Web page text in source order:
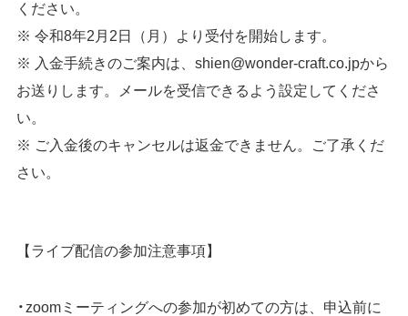
ください。
※ 令和8年2月2日（月）より受付を開始します。
※ 入金手続きのご案内は、shien@wonder-craft.co.jpから
お送りします。メールを受信できるよう設定してくださ
い。
※ ご入金後のキャンセルは返金できません。ご了承くだ
さい。
【ライブ配信の参加注意事項】
zoomミーティングへの参加が初めての方は、申込前に